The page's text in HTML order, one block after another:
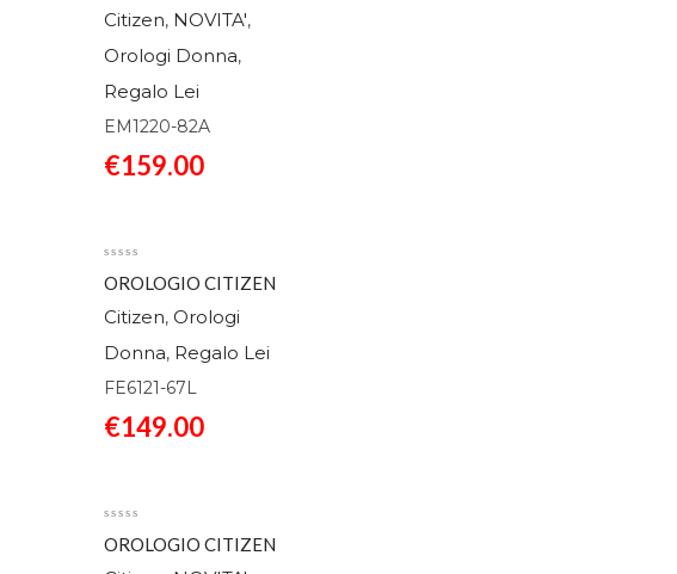
LADY EM1220-82A
Citizen, NOVITA',
Orologi Donna,
Regalo Lei
EM1220-82A
€159.00
OROLOGIO CITIZEN
ECO DRIVE ELEGANCE
67L
Citizen, Orologi
Donna, Regalo Lei
FE6121-67L
€149.00
OROLOGIO CITIZEN